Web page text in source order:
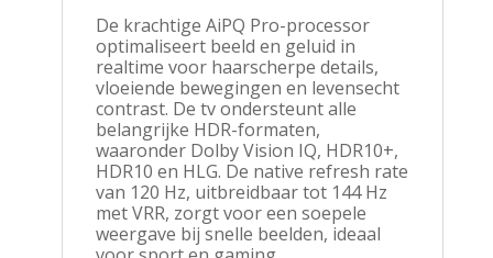
De krachtige AiPQ Pro-processor
optimaliseert beeld en geluid in
realtime voor haarscherpe details,
vloeiende bewegingen en levensecht
contrast. De tv ondersteunt alle
belangrijke HDR-formaten,
waaronder Dolby Vision IQ, HDR10+,
HDR10 en HLG. De native refresh rate
van 120 Hz, uitbreidbaar tot 144 Hz
met VRR, zorgt voor een soepele
weergave bij snelle beelden, ideaal